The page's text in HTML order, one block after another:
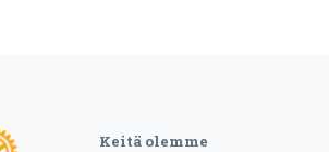
Keitä olemme